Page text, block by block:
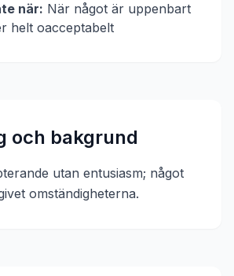
när: När något är uppenbart
helt oacceptabelt
och bakgrund
utan entusiasm; något
omständigheterna.